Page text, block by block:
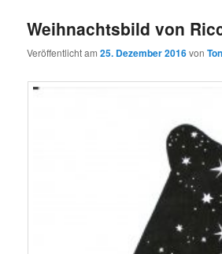
Weihnachtsbild von
Veröffentlicht am25. Dezember 2016von